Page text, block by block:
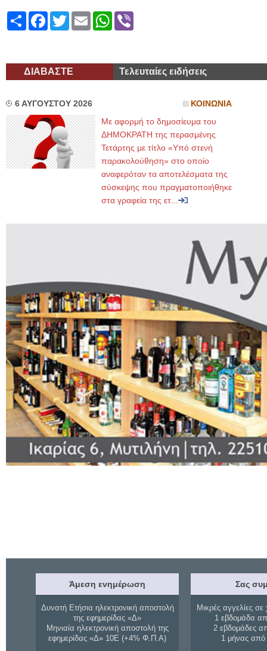
ShareFacebook
TwitterEmailWhatsApp
ΔΙΑΒΑΣΤΕ Τελευταίες ειδήσεις
6 ΑΥΓΟΥΣΤΟΥ 2026 ΚΟΙΝΩΝΙΑ
Με αφορμή το δημοσίευμα του
ΔΗΜΟΚΡΑΤΗ της περασμένης
Τετάρτης με τίτλο «Υπό στενή
παρακολούθηση» στο οποίο
αναφερόταν τα αποτελέσματα της
σύσκεψης που πραγματοποιήθηκε
στα γραφεία της ετ...
Άμεση ενημέρωση
Δυνατή Ετήσια ηλεκτρονική αποστολή
της εφημερίδας «Δ»
Μηνιαία ηλεκτρονική αποστολή της
εφημερίδας «Δ» 10Ε (+4% Φ.Π.Α)
Σας
Μικρές αγγελίες σε
1 εβδομάδα
2 εβδομάδες
1 μήνας